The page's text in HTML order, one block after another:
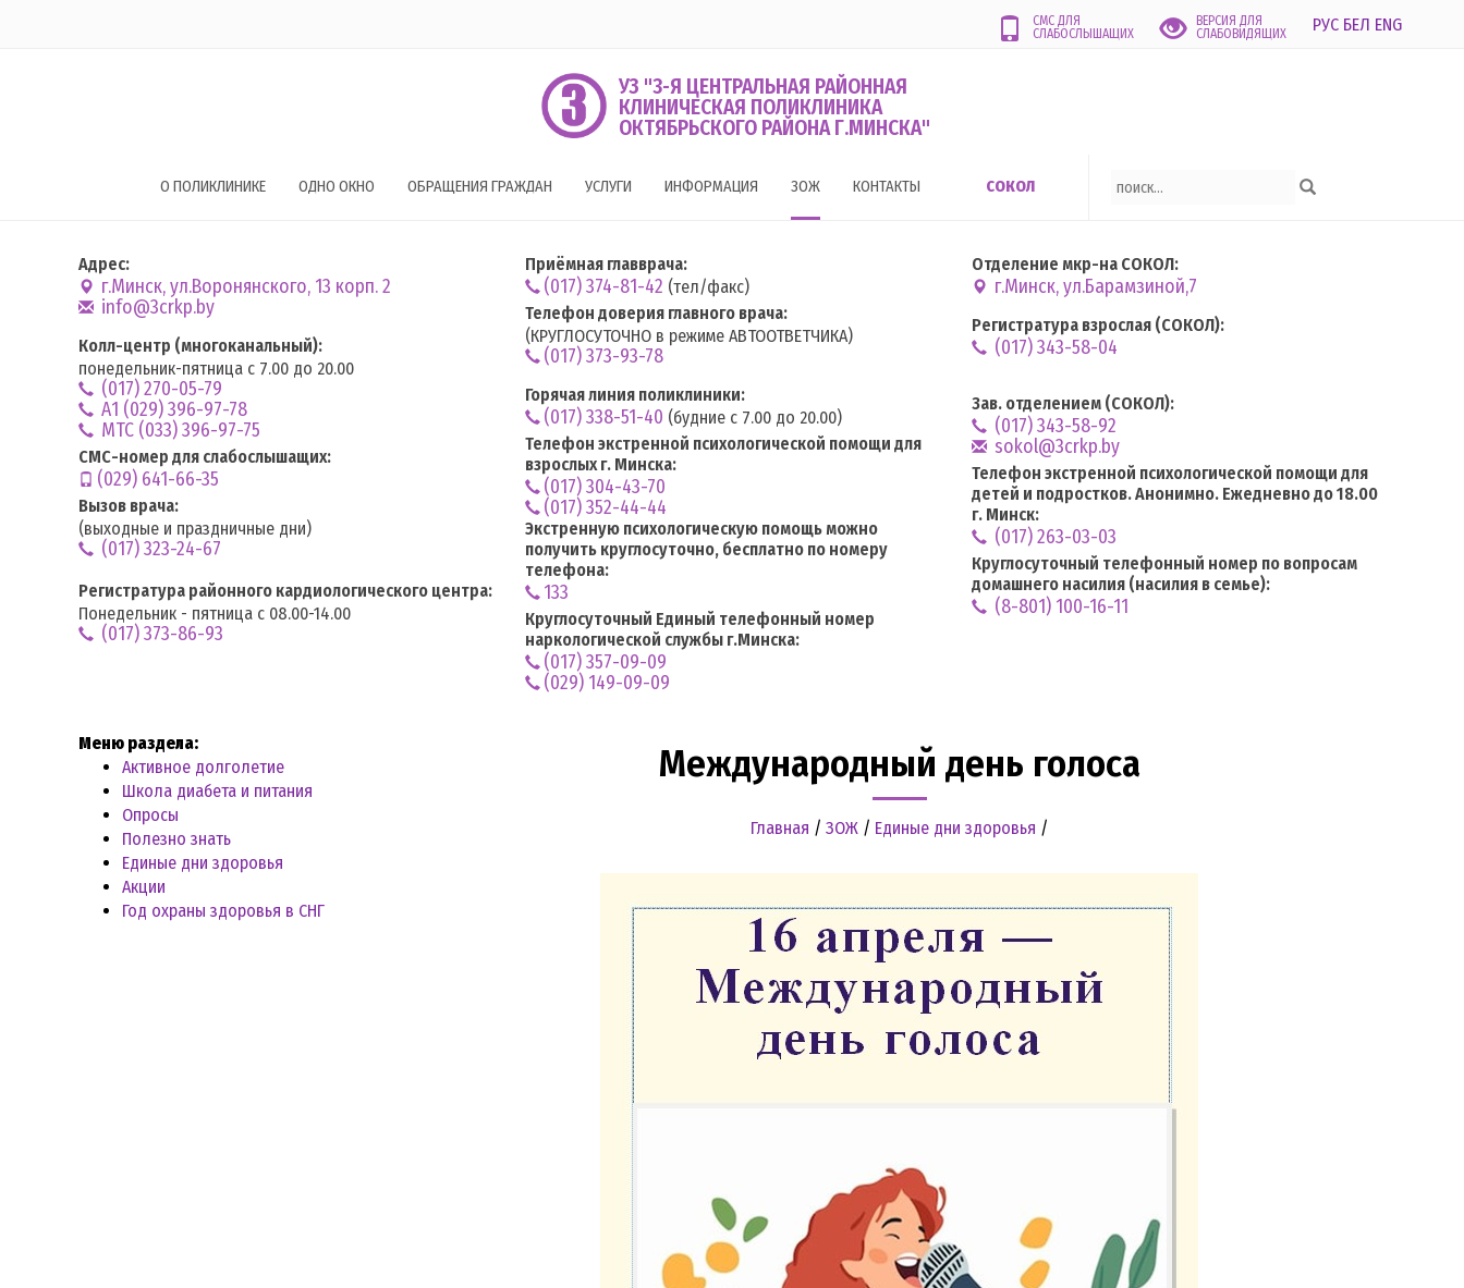
СМС ДЛЯ
СЛАБОСЛЫШАЩИХ
ВЕРСИЯ ДЛЯ
СЛАБОВИДЯЩИХ
РУС БЕЛ ENG
УЗ "3-Я ЦЕНТРАЛЬНАЯ РАЙОННАЯ
КЛИНИЧЕСКАЯ ПОЛИКЛИНИКА
ОКТЯБРЬСКОГО РАЙОНА Г.МИНСКА"
О ПОЛИКЛИНИКЕ ОДНО ОКНО ОБРАЩЕНИЯ ГРАЖДАН УСЛУГИ ИНФОРМАЦИЯ ЗОЖ КОНТАКТЫ СОКОЛ
Адрес:
г.Минск, ул.Воронянского, 13 корп. 2
info@3crkp.by
Колл-центр (многоканальный):
понедельник-пятница с 7.00 до 20.00
(017) 270-05-79
А1 (029) 396-97-78
MTC (033) 396-97-75
СМС-номер для слабослышащих:
(029) 641-66-35
Вызов врача:
(выходные и праздничные дни)
(017) 323-24-67
Регистратура районного кардиологического центра:
Понедельник - пятница с 08.00-14.00
(017) 373-86-93
Приёмная главврача:
(017) 374-81-42 (тел/факс)
Телефон доверия главного врача:
(КРУГЛОСУТОЧНО в режиме АВТООТВЕТЧИКА)
(017) 373-93-78
Горячая линия поликлиники:
(017) 338-51-40 (будние с 7.00 до 20.00)
Телефон экстренной психологической помощи для
взрослых г. Минска:
(017) 304-43-70
(017) 352-44-44
Экстренную психологическую помощь можно
получить круглосуточно, бесплатно по номеру
телефона:
133
Круглосуточный Единый телефонный номер
наркологической службы г.Минска:
(017) 357-09-09
(029) 149-09-09
Отделение мкр-на СОКОЛ:
г.Минск, ул.Барамзиной,7
Регистратура взрослая (СОКОЛ):
(017) 343-58-04
Зав. отделением (СОКОЛ):
(017) 343-58-92
sokol@3crkp.by
Телефон экстренной психологической помощи для
детей и подростков. Анонимно. Ежедневно до 18.00
г. Минск:
(017) 263-03-03
Круглосуточный телефонный номер по вопросам
домашнего насилия (насилия в семье):
(8-801) 100-16-11
Международный день голоса
Главная /ЗОЖ / Единые дни здоровья /
Меню раздела:
Активное долголетие
Школа диабета и питания
Опросы
Полезно знать
Единые дни здоровья
Акции
Год охраны здоровья в СНГ